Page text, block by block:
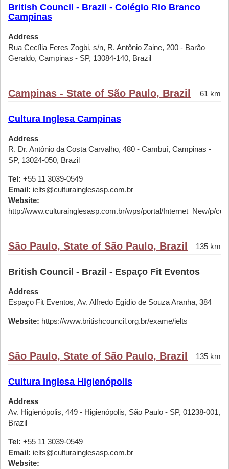
British Council - Brazil - Colégio Rio Branco
Campinas
Address
Rua Cecília Feres Zogbi, s/n, R. Antônio Zaine, 200 - Barão
Geraldo, Campinas - SP, 13084-140, Brazil
Campinas - State of São Paulo, Brazil 61 km
Cultura Inglesa Campinas
Address
R. Dr. Antônio da Costa Carvalho, 480 - Cambuí, Campinas -
SP, 13024-050, Brazil
Tel: +55 11 3039-0549
Email: ielts@culturainglesasp.com.br
Website:
http://www.culturainglesasp.com.br/wps/portal/Internet_New/p/
São Paulo, State of São Paulo, Brazil 135 km
British Council - Brazil - Espaço Fit Eventos
Address
Espaço Fit Eventos, Av. Alfredo Egídio de Souza Aranha, 384
Website: https://www.britishcouncil.org.br/exame/ielts
São Paulo, State of São Paulo, Brazil 135 km
Cultura Inglesa Higienópolis
Address
Av. Higienópolis, 449 - Higienópolis, São Paulo - SP, 01238-001,
Brazil
Tel: +55 11 3039-0549
Email: ielts@culturainglesasp.com.br
Website: